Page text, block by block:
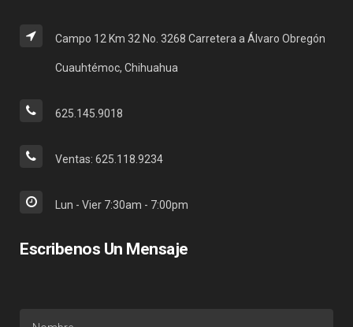
Campo 12 Km 32 No. 3268 Carretera a Álvaro Obregón
Cuauhtémoc, Chihuahua
625.145.9018
Ventas: 625.118.9234
Lun - Vier 7:30am - 7:00pm
Escribenos Un Mensaje